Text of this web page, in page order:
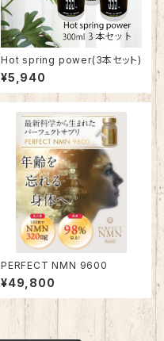
Hot spring power(3本セット)
¥5,940
PERFECT NMN 9600
¥49,800